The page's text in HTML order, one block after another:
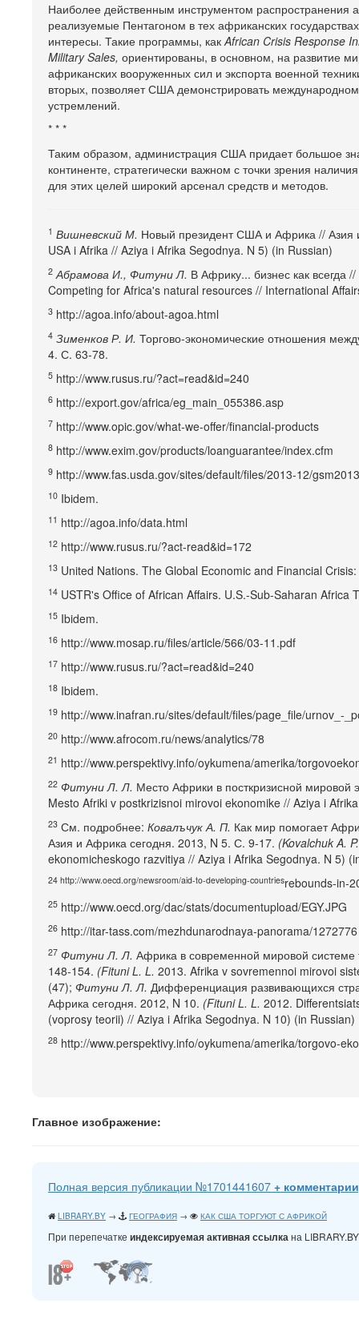
Наиболее действенным инструментом
реализуемые Пентагоном в тех африканских
интересы. Такие программы, какAfrican Crisis Response
Military Sales, ориентированы, в основном, на развитие
африканских вооруженных сил и экспорта военной
вторых, позволяет США демонстрировать
устремлений.
* * *
Таким образом, администрация США придает большое
континенте, стратегически важном с точки зрения
для этих целей широкий арсенал средств и методов.
1 Вишневский М. Новый президент США и Африка //
USA i Afrika // Aziya i Afrika Segodnya. N 5) (in Russian)
2 Абрамова И., Фитуни Л. В Африку... бизнес как
Competing for Africa's natural resources // International
3 http://agoa.info/about-agoa.html
4 Зименков Р. И. Торгово-экономические отношения
4. С. 63-78.
5 http://www.rusus.ru/?act=read&id=240
6 http://export.gov/africa/eg_main_055386.asp
7 http://www.opic.gov/what-we-offer/financial-products
8 http://www.exim.gov/products/loanguarantee/index.cfm
9 http://www.fas.usda.gov/sites/default/files/2013-12/
10 Ibidem.
11 http://agoa.info/data.html
12 http://www.rusus.ru/?act-read&id=172
13 United Nations. The Global Economic and Financial
14 USTR's Office of African Affairs. U.S.-Sub-Saharan
15 Ibidem.
16 http://www.mosap.ru/files/article/566/03-11.pdf
17 http://www.rusus.ru/?act=read&id=240
18 Ibidem.
19 http://www.inafran.ru/sites/default/files/page_file/urnov_-
20 http://www.afrocom.ru/news/analytics/78
21 http://www.perspektivy.info/oykumena/amerika/
22 Фитуни Л. Л. Место Африки в посткризисной
Mesto Afriki v postkrizisnoi mirovoi ekonomike // Aziya i
23 См. подробнее: Ковалъчук А. П. Как мир помогает
Азия и Африка сегодня. 2013, N 5. С. 9-17. (Kovalchuk A. P.
ekonomicheskogo razvitiya // Aziya i Afrika Segodnya. N 5)
24 http://www.oecd.org/newsroom/aid-to-developing-countriesrebounds-in-
25 http://www.oecd.org/dac/stats/documentupload/EGY.JPG
26 http://itar-tass.com/mezhdunarodnaya-panorama/1272776
27 Фитуни Л. Л. Африка в современной мировой
148-154. (Fituni L. L. 2013. Afrika v sovremennoi mirovoi
(47); Фитуни Л. Л. Дифференциация развивающихся
Африка сегодня. 2012, N 10. (Fituni L. L. 2012.
(voprosy teorii) // Aziya i Afrika Segodnya. N 10) (in Russian)
28 http://www.perspektivy.info/oykumena/amerika/torgovo-
Главное изображение:
Полная версия публикации №1701441607 +
LIBRARY.BY → ГЕОГРАФИЯ → КАК США ТОРГУЮТ С АФРИКОЙ
При перепечатке индексируемая активная ссылкана